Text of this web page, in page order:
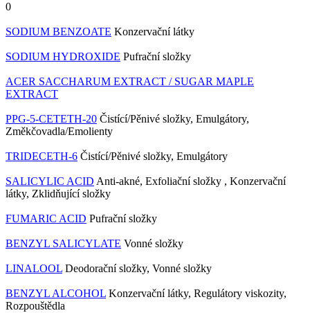
0
SODIUM BENZOATE Konzervační látky
SODIUM HYDROXIDE Pufrační složky
ACER SACCHARUM EXTRACT / SUGAR MAPLE
EXTRACT
PPG-5-CETETH-20 Čistící/Pěnivé složky, Emulgátory,
Změkčovadla/Emolienty
TRIDECETH-6 Čistící/Pěnivé složky, Emulgátory
SALICYLIC ACID Anti-akné, Exfoliační složky , Konzervační
látky, Zklidňující složky
FUMARIC ACID Pufrační složky
BENZYL SALICYLATE Vonné složky
LINALOOL Deodorační složky, Vonné složky
BENZYL ALCOHOL Konzervační látky, Regulátory viskozity,
Rozpouštědla